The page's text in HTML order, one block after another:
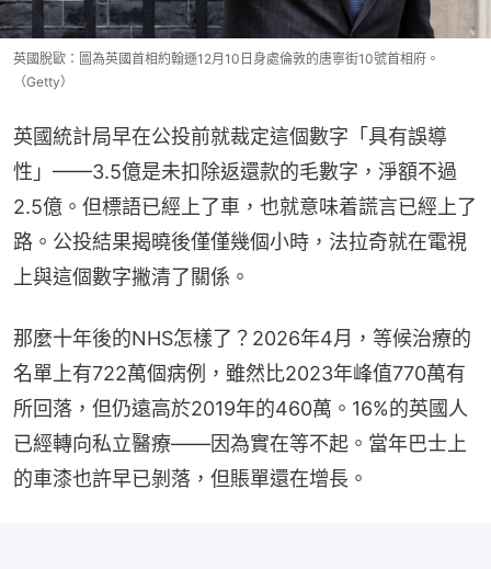
英國脫歐：圖為英國首相約翰遜12月10日身處倫敦的唐寧街10號首相府。
（Getty）
英國統計局早在公投前就裁定這個數字「具有誤導
性」——3.5億是未扣除返還款的毛數字，淨額不過
2.5億。但標語已經上了車，也就意味着謊言已經上了
路。公投結果揭曉後僅僅幾個小時，法拉奇就在電視
上與這個數字撇清了關係。
那麼十年後的NHS怎樣了？2026年4月，等候治療的
名單上有722萬個病例，雖然比2023年峰值770萬有
所回落，但仍遠高於2019年的460萬。16%的英國人
已經轉向私立醫療——因為實在等不起。當年巴士上
的車漆也許早已剝落，但賬單還在增長。